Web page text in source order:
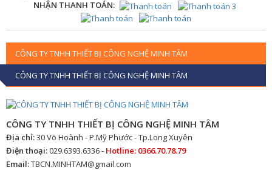
NHẬN THANH TOÁN:
CÔNG TY TNHH THIẾT BỊ CÔNG NGHỆ MINH TÂM
CÔNG TY TNHH THIẾT BỊ CÔNG NGHỆ MINH TÂM
CÔNG TY TNHH THIẾT BỊ CÔNG NGHỆ MINH TÂM
Địa chỉ:30 Võ Hoành - P.Mỹ Phước - Tp.Long Xuyên
Điện thoại:029.6393.6336 - Hotline: 0366.70.78.79
Email:TBCN.MINHTAM@gmail.com